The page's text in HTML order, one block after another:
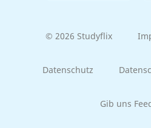
© 2026 Studyflix
Datenschutz
Gib uns